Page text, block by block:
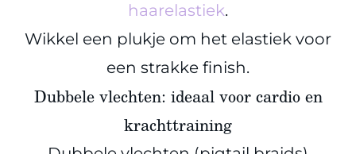
haarelastiek.
Wikkel een plukje om het elastiek voor
een strakke finish.
Dubbele vlechten: ideaal voor cardio en
krachttraining